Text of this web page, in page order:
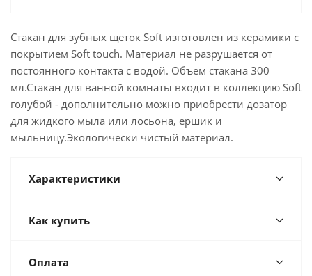
Стакан для зубных щеток Soft изготовлен из керамики с
покрытием Soft touch. Материал не разрушается от
постоянного контакта с водой. Объем стакана 300
мл.Стакан для ванной комнаты входит в коллекцию Soft
голубой - дополнительно можно приобрести дозатор
для жидкого мыла или лосьона, ёршик и
мыльницу.Экологически чистый материал.
Характеристики
Как купить
Оплата